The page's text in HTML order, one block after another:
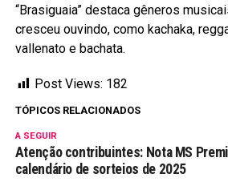
“Brasiguaia” destaca gêneros
cresceu ouvindo, como kachaka,
vallenato e bachata.
Post Views: 182
TÓPICOS RELACIONADOS
A SEGUIR
Atenção contribuintes: Nota MS
calendário de sorteios de 2025